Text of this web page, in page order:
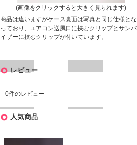
(画像をクリックすると大きく見られます)
商品は違いますがケース裏面は写真と同じ仕様とな
っており、エアコン送風口に挟むクリップとサンバ
イザーに挟むクリップが付いています。
レビュー
0件のレビュー
人気商品